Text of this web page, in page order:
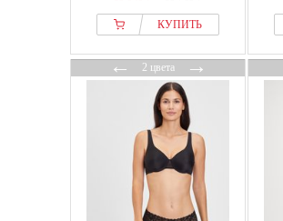
КУПИТЬ
←2 цвета→